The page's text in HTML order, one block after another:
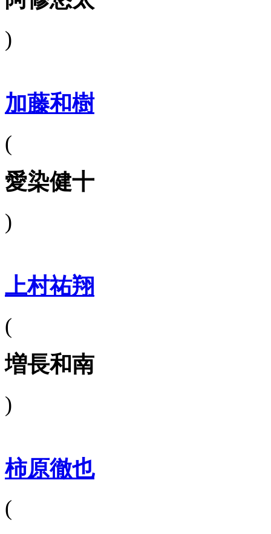
)
加藤和樹
(
愛染健十
)
上村祐翔
(
増長和南
)
柿原徹也
(